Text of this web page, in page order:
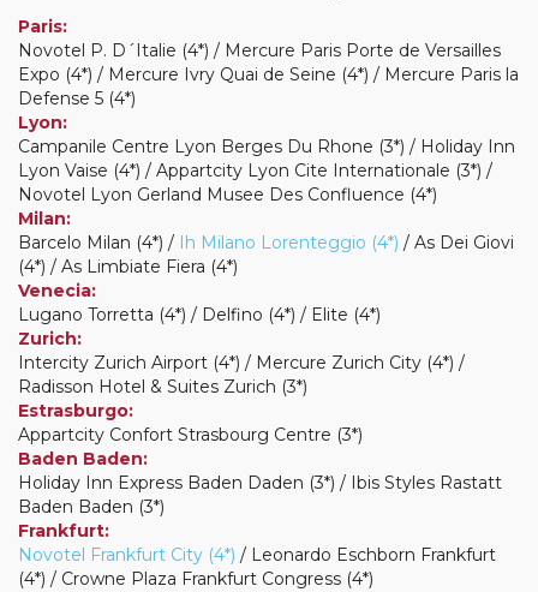
Paris:
Novotel P. D´Italie (4*) / Mercure Paris Porte de Versailles
Expo (4*) / Mercure Ivry Quai de Seine (4*) / Mercure Paris la
Defense 5 (4*)
Lyon:
Campanile Centre Lyon Berges Du Rhone (3*) / Holiday Inn
Lyon Vaise (4*) / Appartcity Lyon Cite Internationale (3*) /
Novotel Lyon Gerland Musee Des Confluence (4*)
Milan:
Barcelo Milan (4*) /
Ih Milano Lorenteggio (4*) / As Dei Giovi
(4*) / As Limbiate Fiera (4*)
Venecia:
Lugano Torretta (4*) / Delfino (4*) / Elite (4*)
Zurich:
Intercity Zurich Airport (4*) / Mercure Zurich City (4*) /
Radisson Hotel & Suites Zurich (3*)
Estrasburgo:
Appartcity Confort Strasbourg Centre (3*)
Baden Baden:
Holiday Inn Express Baden Daden (3*) / Ibis Styles Rastatt
Baden Baden (3*)
Frankfurt:
Novotel Frankfurt City (4*) / Leonardo Eschborn Frankfurt
(4*) / Crowne Plaza Frankfurt Congress (4*)